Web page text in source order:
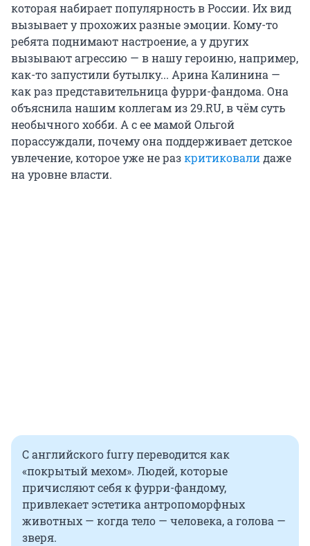
которая набирает популярность в России. Их вид
вызывает у прохожих разные эмоции. Кому-то
ребята поднимают настроение, а у других
вызывают агрессию — в нашу героиню, например,
как-то запустили бутылку... Арина Калинина —
как раз представительница фурри-фандома. Она
объяснила нашим коллегам из 29.RU, в чём суть
необычного хобби. А с ее мамой Ольгой
порассуждали, почему она поддерживает детское
увлечение, которое уже не разкритиковалидаже
на уровне власти.
С английского furry переводится как
«покрытый мехом». Людей, которые
причисляют себя к фурри-фандому,
привлекает эстетика антропоморфных
животных — когда тело — человека, а голова —
зверя.